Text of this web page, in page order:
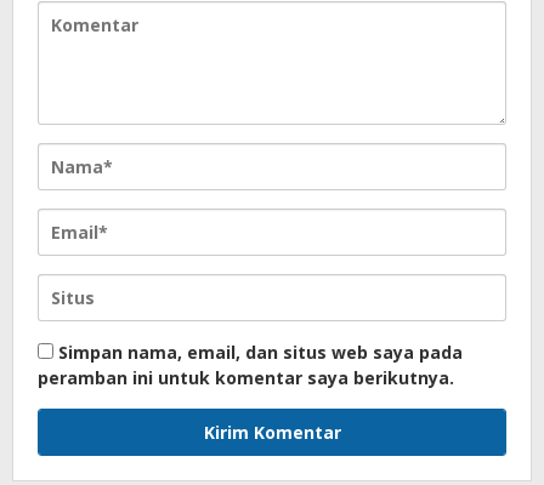
Simpan nama, email, dan situs web saya pada
peramban ini untuk komentar saya berikutnya.